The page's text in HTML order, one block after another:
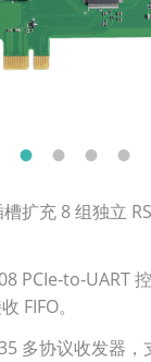
扩充 8 组独立
PCIe‑to‑UART
FIFO。
多协议收发器，